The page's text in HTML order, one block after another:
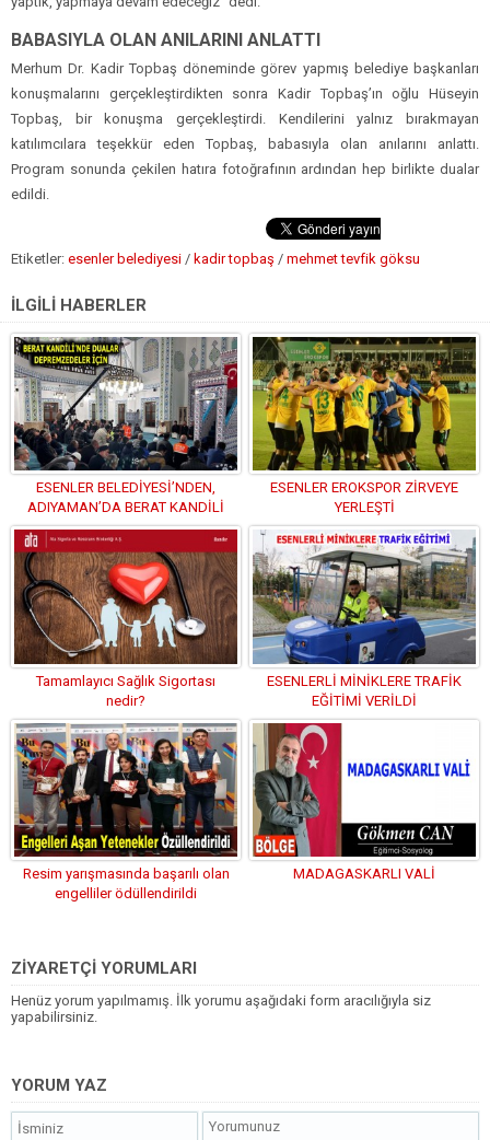
BABASIYLA OLAN ANILARINI ANLATTI
Merhum Dr. Kadir Topbaş döneminde görev yapmış belediye başkanları
konuşmalarını gerçekleştirdikten sonra Kadir Topbaş’ın oğlu Hüseyin
Topbaş, bir konuşma gerçekleştirdi. Kendilerini yalnız bırakmayan
katılımcılara teşekkür eden Topbaş, babasıyla olan anılarını anlattı.
Program sonunda çekilen hatıra fotoğrafının ardından hep birlikte dualar
edildi.
Etiketler: esenler belediyesi / kadir topbaş / mehmet tevfik göksu
İLGİLİ HABERLER
ESENLER BELEDİYESİ’NDEN,
ADIYAMAN’DA BERAT KANDİLİ
PROGRAMI
ESENLER EROKSPOR ZİRVEYE
YERLEŞTİ
Tamamlayıcı Sağlık Sigortası
nedir?
ESENLERLİ MİNİKLERE TRAFİK
EĞİTİMİ VERİLDİ
Resim yarışmasında başarılı olan
engelliler ödüllendirildi
MADAGASKARLI VALİ
ZİYARETÇİ YORUMLARI
Henüz yorum yapılmamış. İlk yorumu aşağıdaki form aracılığıyla siz
yapabilirsiniz.
YORUM YAZ